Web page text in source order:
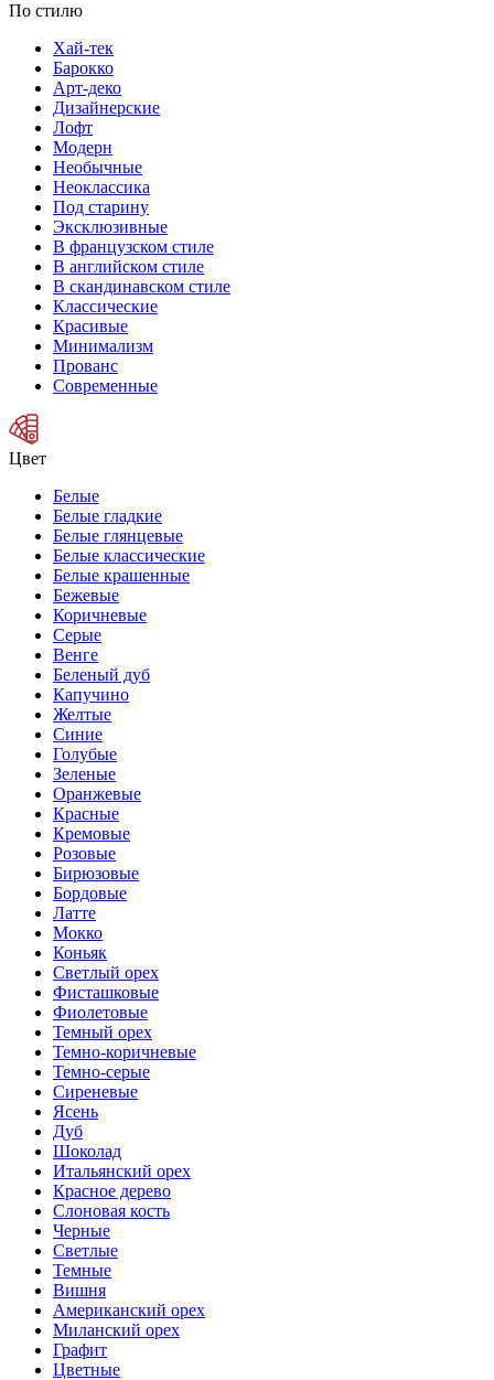
По стилю
Хай-тек
Барокко
Арт-деко
Дизайнерские
Лофт
Модерн
Необычные
Неоклассика
Под старину
Эксклюзивные
В французском стиле
В английском стиле
В скандинавском стиле
Классические
Красивые
Минимализм
Прованс
Современные
Цвет
Белые
Белые гладкие
Белые глянцевые
Белые классические
Белые крашенные
Бежевые
Коричневые
Серые
Венге
Беленый дуб
Капучино
Желтые
Синие
Голубые
Зеленые
Оранжевые
Красные
Кремовые
Розовые
Бирюзовые
Бордовые
Латте
Мокко
Коньяк
Светлый орех
Фисташковые
Фиолетовые
Темный орех
Темно-коричневые
Темно-серые
Сиреневые
Ясень
Дуб
Шоколад
Итальянский орех
Красное дерево
Слоновая кость
Черные
Светлые
Темные
Вишня
Американский орех
Миланский орех
Графит
Цветные